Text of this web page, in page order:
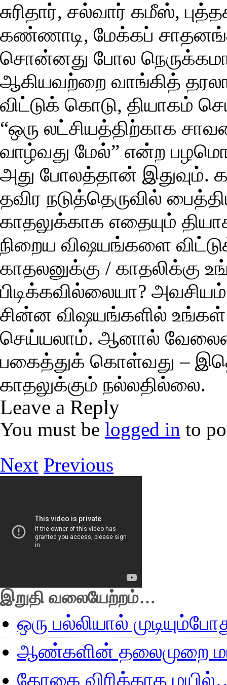
சுரிதார், சல்வார் கமீஸ்,
கண்ணாடி, மேக்கப்
சொன்னது போல
ஆகியவற்றை வாங்கித்
விட்டுக் கொடு, தியாகம்
“ஒரு லட்சியத்திற்காக
வாழ்வது மேல்” என்ற
அது போலத்தான் இதுவும்.
தவிர நடுத்தெருவில்
காதலுக்காக எதையும்
நிறைய விஷயங்களை
காதலனுக்கு / காதலிக்கு
பிடிக்கவில்லையா?
சின்ன விஷயங்களில்
செய்யலாம். ஆனால்
பகைத்துக் கொள்வது –
காதலுக்கும் நல்லதில்லை.
Leave a Reply
You must be logged in to
Next Previous
இறுதி வலையேற்றம்…
ஒரு பல்லியால்
ஆண்களின் தலைமுறை
தோகை விரிக்காத